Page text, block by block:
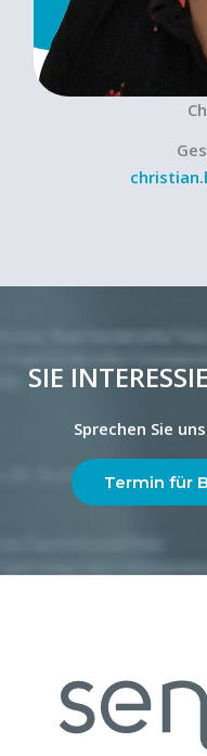
SIE
Sprechen Sie
Termin für